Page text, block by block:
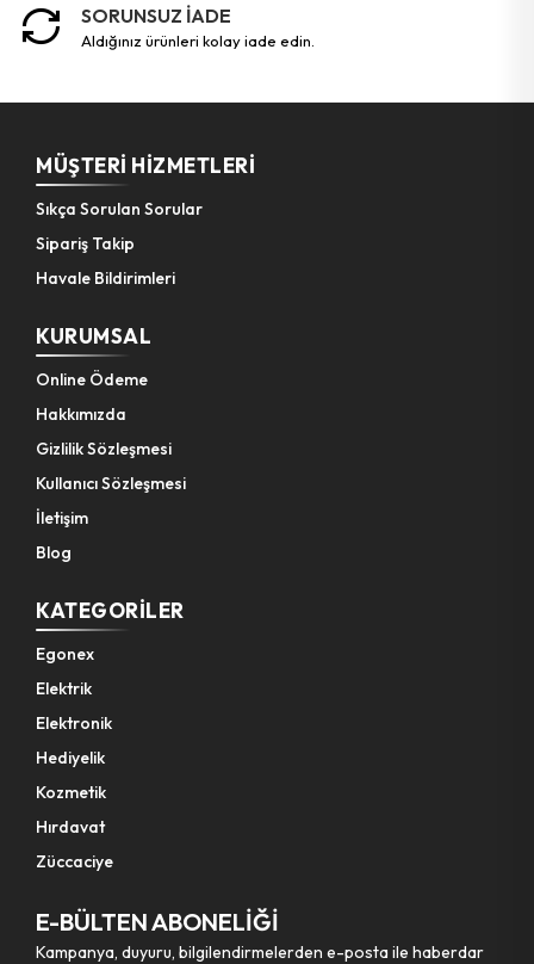
Bahçe El Aletleri
SORUNSUZ İADE
aldığınız ürünleri kolay iade edin.
MÜŞTERI HIZMETLERI
Sıkça Sorulan Sorular
Sipariş Takip
Havale Bildirimleri
KURUMSAL
Online Ödeme
Hakkımızda
Gizlilik Sözleşmesi
Kullanıcı Sözleşmesi
İletişim
Blog
KATEGORILER
Egonex
Elektrik
Elektronik
Hediyelik
Kozmetik
Hırdavat
Züccaciye
E-BÜLTEN ABONELİĞİ
Kampanya, duyuru, bilgilendirmelerden e-posta ile haberdar